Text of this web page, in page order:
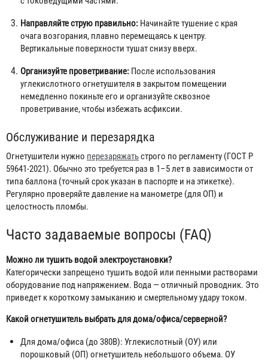
Направляйте струю правильно: Начинайте тушение с края
очага возгорания, плавно перемещаясь к центру.
Вертикальные поверхности тушат снизу вверх.
Организуйте проветривание: После использования
углекислотного огнетушителя в закрытом помещении
немедленно покиньте его и организуйте сквозное
проветривание, чтобы избежать асфиксии.
Обслуживание и перезарядка
Огнетушители нужно перезаряжатьстрого по регламенту (ГОСТ Р
59641-2021). Обычно это требуется раз в 1–5 лет в зависимости от
типа баллона (точный срок указан в паспорте и на этикетке).
Регулярно проверяйте давление на манометре (для ОП) и
целостность пломбы.
Часто задаваемые вопросы (FAQ)
Можно ли тушить водой электроустановки?
Категорически запрещено тушить водой или пенными растворами
оборудование под напряжением. Вода — отличный проводник. Это
приведет к короткому замыканию и смертельному удару током.
Какой огнетушитель выбрать для дома/офиса/серверной?
Для дома/офиса (до 380В): Углекислотный (ОУ) или
порошковый (ОП) огнетушитель небольшого объема. ОУ